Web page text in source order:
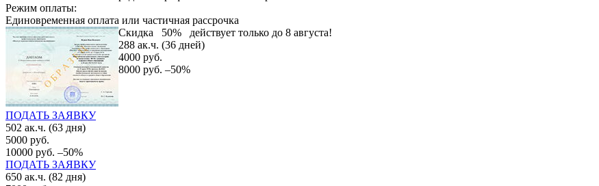
Режим оплаты:
Единовременная оплата или частичная рассрочка
Скидка 50% действует только до 8 августа!
288 ак.ч. (36 дней)
4000 руб.
8000 руб. –50%
ПОДАТЬ ЗАЯВКУ
502 ак.ч. (63 дня)
5000 руб.
10000 руб. –50%
ПОДАТЬ ЗАЯВКУ
650 ак.ч. (82 дня)